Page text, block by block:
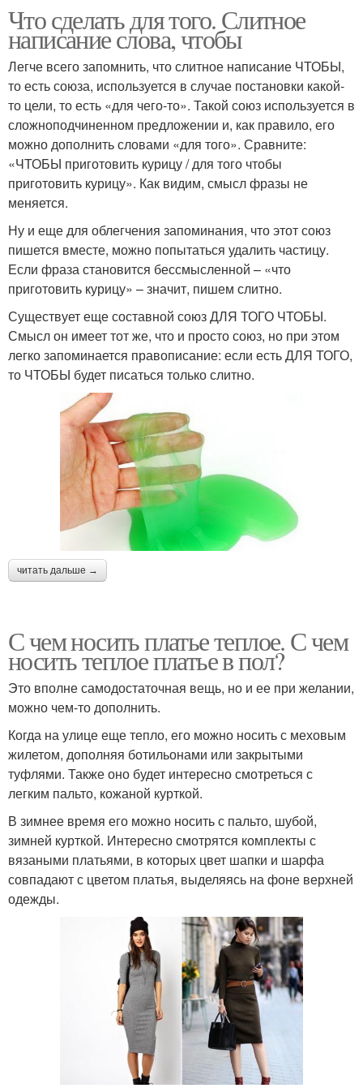
Что сделать для того. Слитное
написание слова, чтобы
Легче всего запомнить, что слитное написание ЧТОБЫ,
то есть союза, используется в случае постановки какой-
то цели, то есть «для чего-то». Такой союз используется в
сложноподчиненном предложении и, как правило, его
можно дополнить словами «для того». Сравните:
«ЧТОБЫ приготовить курицу / для того чтобы
приготовить курицу». Как видим, смысл фразы не
меняется.
Ну и еще для облегчения запоминания, что этот союз
пишется вместе, можно попытаться удалить частицу.
Если фраза становится бессмысленной – «что
приготовить курицу» – значит, пишем слитно.
Существует еще составной союз ДЛЯ ТОГО ЧТОБЫ.
Смысл он имеет тот же, что и просто союз, но при этом
легко запоминается правописание: если есть ДЛЯ ТОГО,
то ЧТОБЫ будет писаться только слитно.
читать дальше →
С чем носить платье теплое. С чем
носить теплое платье в пол?
Это вполне самодостаточная вещь, но и ее при желании,
можно чем-то дополнить.
Когда на улице еще тепло, его можно носить с меховым
жилетом, дополняя ботильонами или закрытыми
туфлями. Также оно будет интересно смотреться с
легким пальто, кожаной курткой.
В зимнее время его можно носить с пальто, шубой,
зимней курткой. Интересно смотрятся комплекты с
вязаными платьями, в которых цвет шапки и шарфа
совпадают с цветом платья, выделяясь на фоне верхней
одежды.